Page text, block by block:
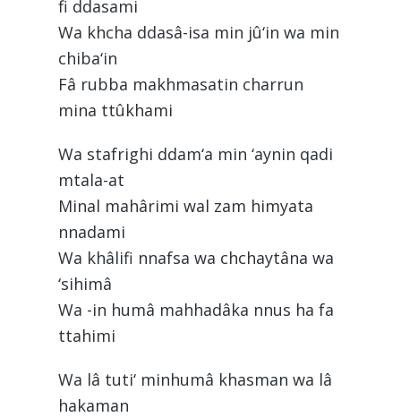
fi ddasami
Wa khcha ddasâ-isa min jû‘in wa min
chiba‘in
Fâ rubba makhmasatin charrun
mina ttûkhami
Wa stafrighi ddam‘a min ‘aynin qadi
mtala-at
Minal mahârimi wal zam himyata
nnadami
Wa khâlifi nnafsa wa chchaytâna wa
‘sihimâ
Wa -in humâ mahhadâka nnus ha fa
ttahimi
Wa lâ tuti‘ minhumâ khasman wa lâ
hakaman